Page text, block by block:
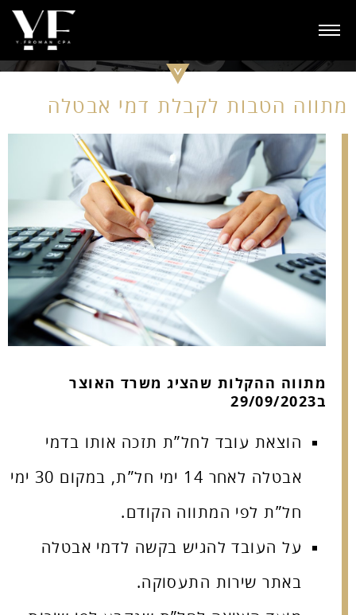
לקבלת דמי אבטלה
מתווה ההקלות שהציג משרד האוצר
ב29/09/2023
הוצאת עובד לחל”ת תזכה אותו בדמי
אבטלה לאחר 14 ימי חל”ת, במקום 30 ימי
חל”ת לפי המתווה הקודם.
על העובד להגיש בקשה לדמי אבטלה
באתר שירות התעסוקה.